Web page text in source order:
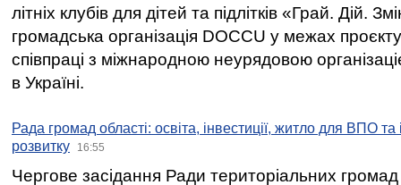
літніх клубів для дітей та підлітків «Грай. Дій.
громадська організація DOCCU у межах
співпраці з міжнародною неурядовою
в Україні.
Рада громад області: освіта, інвестиції, житло для ВПО
розвитку
16:55
Чергове засідання Ради територіальних громад